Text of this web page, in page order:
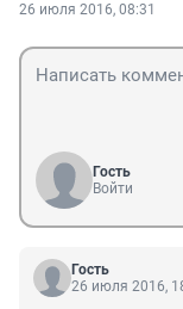
26 июля 2016, 08:31
Гость
Войти
Гость
26 июля 2016,